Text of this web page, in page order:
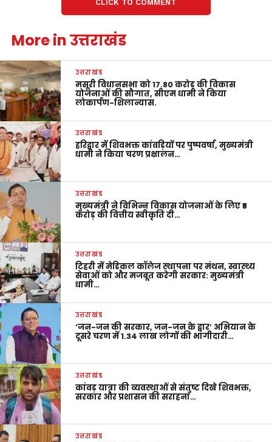
CLICK TO COMMENT
More in उत्तराखंड
उत्तराखंड
मसूरी विधानसभा को 17.80 करोड़ की विकास
योजनाओं की सौगात, सीएम धामी ने किया
लोकार्पण-शिलान्यास.
उत्तराखंड
हरिद्वार में शिवभक्त कांवड़ियों पर पुष्पवर्षा, मुख्यमंत्री
धामी ने किया चरण प्रक्षालन…
उत्तराखंड
मुख्यमंत्री ने विभिन्न विकास योजनाओं के लिए ₹5
करोड़ की वित्तीय स्वीकृति दी…
उत्तराखंड
टिहरी में मेडिकल कॉलेज स्थापना पर मंथन, स्वास्थ्य
सेवाओं को और मजबूत करेगी सरकार: मुख्यमंत्री
धामी…
उत्तराखंड
‘जन-जन की सरकार, जन-जन के द्वार’ अभियान के
दूसरे चरण में 1.34 लाख लोगों की भागीदारी…
उत्तराखंड
कांवड़ यात्रा की व्यवस्थाओं से संतुष्ट दिखे शिवभक्त,
सरकार और प्रशासन की सराहना…
उत्तराखंड